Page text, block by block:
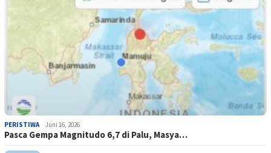
PERISTIWA Juni 16, 2026
Pasca Gempa Magnitudo 6,7 di Palu, Masya…